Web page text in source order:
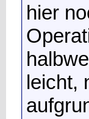
hier
leicht,